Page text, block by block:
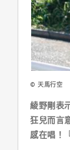
© 天馬行空
綾野剛表
狂兒而言
感在唱！